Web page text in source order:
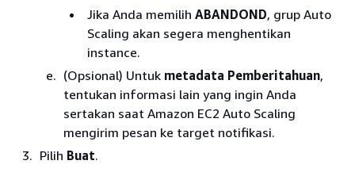
Jika Anda memilih ABANDOND, grup Auto
Scaling akan segera menghentikan
instance.
(Opsional) Untuk metadata Pemberitahuan,
tentukan informasi lain yang ingin Anda
sertakan saat Amazon EC2 Auto Scaling
mengirim pesan ke target notifikasi.
Pilih Buat.